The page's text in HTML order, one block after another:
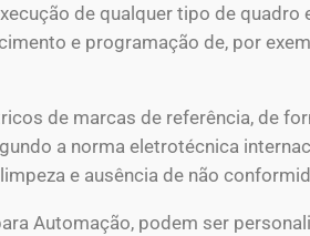
de qualquer tipo de
e programação de, por
de marcas de referência, de
a norma eletrotécnica
e ausência de não
Automação, podem ser